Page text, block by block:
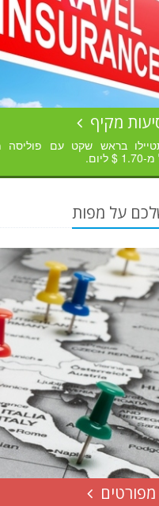
מקיף
בראש שקט עם
על מפות